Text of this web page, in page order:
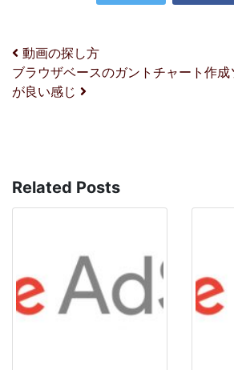
投稿ナビゲーショ
動画の探し方
ブラウザベースのガントチャート作成
が良い感じ
Related Posts